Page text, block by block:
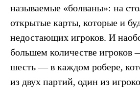
называемые «болваны»: на
открытые карты, которые и
недостающих игроков. И
большем количестве игроков
шесть — в каждом робере,
из двух партий, один из